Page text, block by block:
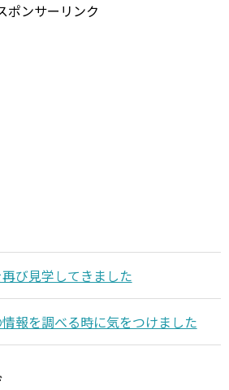
ポンサーリンク
び見学してきました
報を調べる時に気をつけました